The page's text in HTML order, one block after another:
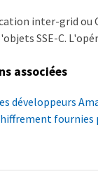
inter-grid ou
SSE-C.
associées
développeurs
fournies